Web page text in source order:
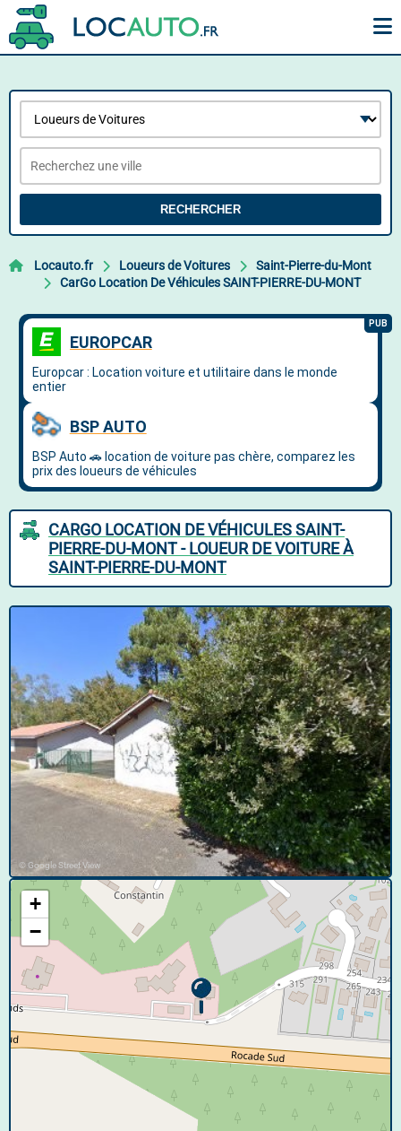
RECHERCHER
Locauto.fr Loueurs de Voitures
Saint-Pierre-du-Mont
CarGo Location De Véhicules SAINT-PIERRE-DU-MONT
CARGO LOCATION DE VÉHICULES SAINT-
PIERRE-DU-MONT - LOUEUR DE VOITURE À
SAINT-PIERRE-DU-MONT
© Google Street View
+
−